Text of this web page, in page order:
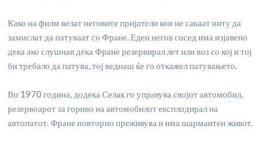
Како на филм велат неговите пријатели кои не сакаат ниту да
замислат да патуваат со Фране. Еден негов сосед има изјавено
дека ако слушнав дека Фране резервирал лет или воз со кој и тој
би требало да патува, тој веднаш ќе го откажел патувањето.
Во 1970 година, додека Селак го управува својот автомобил,
резервоарот за гориво на автомобилот експлодирал на
автопатот. Фране повторно преживува и има шармантен живот.